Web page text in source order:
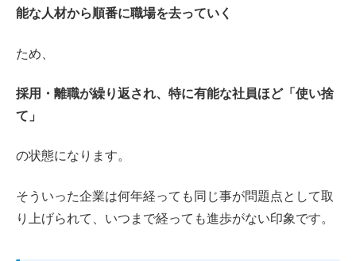
能な人材から順番に職場を去っていく
ため、
採用・離職が繰り返され、特に有能な社員ほど「使い捨
て」
の状態になります。
そういった企業は何年経っても同じ事が問題点として取
り上げられて、いつまで経っても進歩がない印象です。